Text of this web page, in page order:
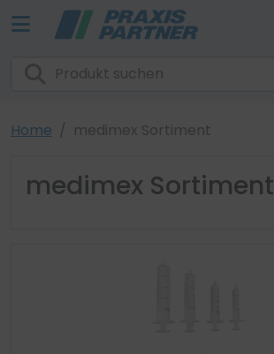
Home medimex Sortiment
medimex Sortiment